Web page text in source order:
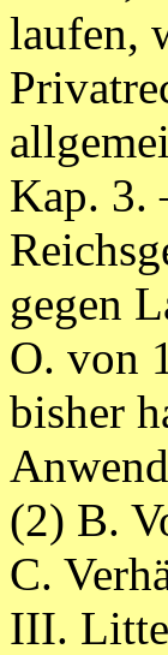
laufen,
Kap. 3.
gegen
O. von
bisher
(2) B.
C.
III.